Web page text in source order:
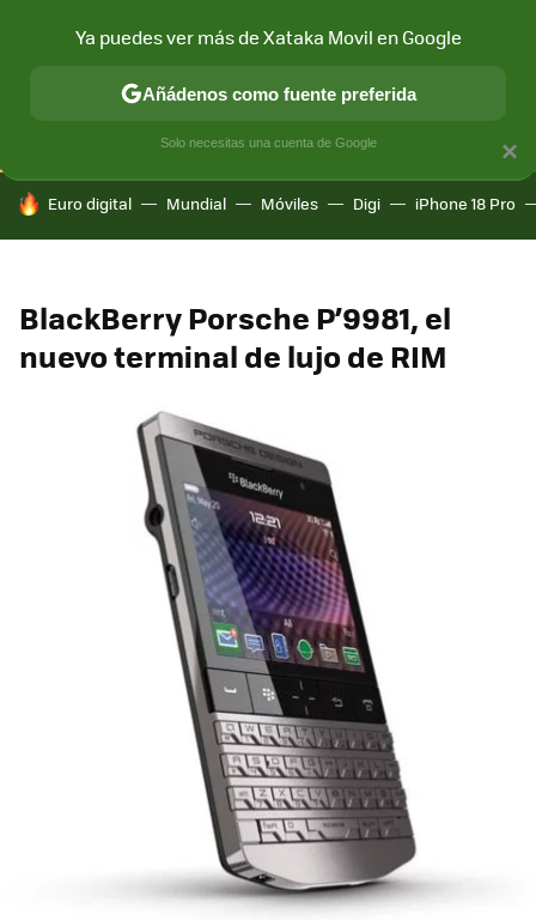
CONECTIVIDAD MÓVIL Y SOCIEDAD APLICACIONES
HOY SE HABLA DE
Euro digital Mundial Móviles Digi iPhone 18 Pro
BlackBerry Porsche P’9981, el
nuevo terminal de lujo de RIM
×
Ya puedes ver más de Xataka Movil en Google
Añádenos como fuente preferida
Solo necesitas una cuenta de Google